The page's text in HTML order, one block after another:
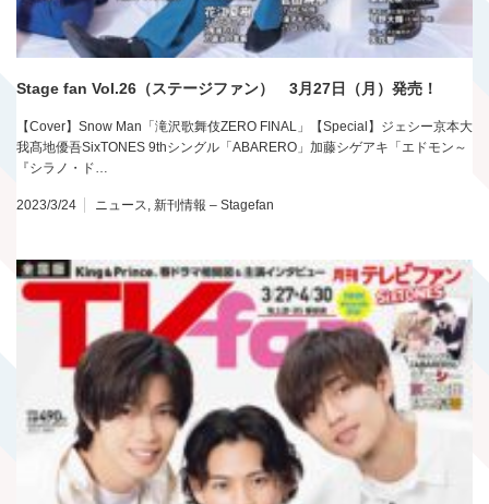
Stage fan Vol.26（ステージファン） 3月27日（月）発売！
【Cover】Snow Man「滝沢歌舞伎ZERO FINAL」【Special】ジェシー京本大
我髙地優吾SixTONES 9thシングル「ABARERO」加藤シゲアキ「エドモン～
『シラノ・ド…
2023/3/24 ニュース, 新刊情報 – Stagefan